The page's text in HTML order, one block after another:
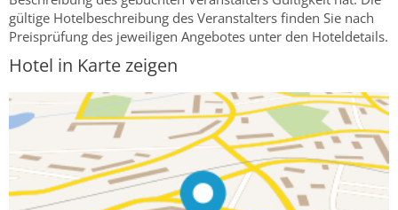
gültige Hotelbeschreibung des Veranstalters finden Sie nach
Preisprüfung des jeweiligen Angebotes unter den Hoteldetails.
Hotel in Karte zeigen